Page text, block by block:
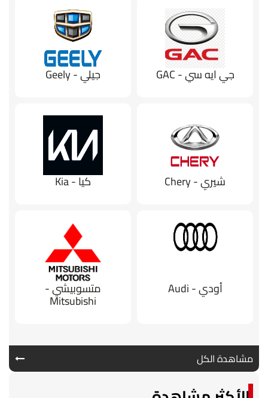
جي ايه سي - GAC جيلي - Geely
شيري - Chery كيا - Kia
أودي - Audi متسوبيشي -
Mitsubishi
مشاهدة الكل